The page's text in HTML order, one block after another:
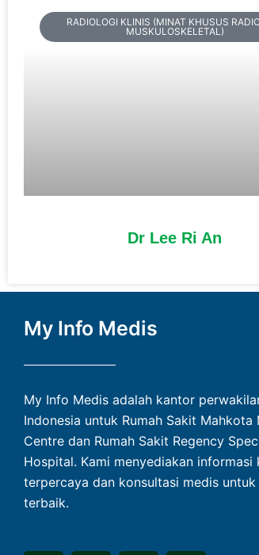
RADIOLOGI KLINIS (MINAT KHUSUS
MUSKULOSKELETAL)
Dr Lee Ri An
My Info Medis
My Info Medis adalah kantor
Indonesia untuk Rumah Sakit Mahkota
Centre dan Rumah Sakit Regency
Hospital. Kami menyediakan informasi
terpercaya dan konsultasi medis
terbaik.